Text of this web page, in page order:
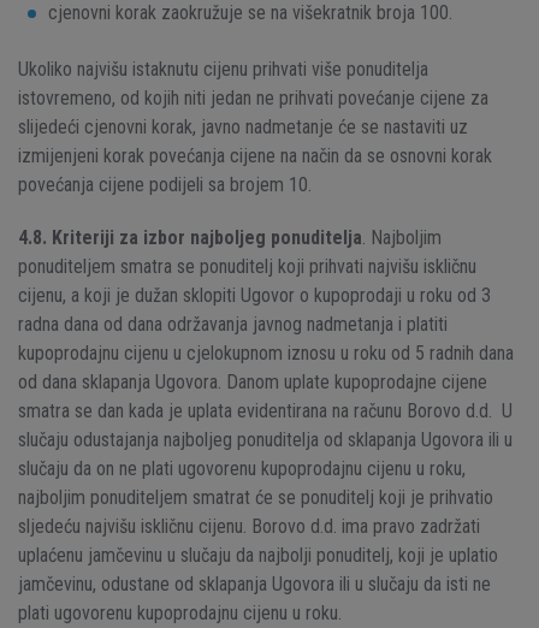
cjenovni korak zaokružuje se na višekratnik broja 100.
Ukoliko najvišu istaknutu cijenu prihvati više ponuditelja
istovremeno, od kojih niti jedan ne prihvati povećanje cijene za
slijedeći cjenovni korak, javno nadmetanje će se nastaviti uz
izmijenjeni korak povećanja cijene na način da se osnovni korak
povećanja cijene podijeli sa brojem 10.
4.8. Kriteriji za izbor najboljeg ponuditelja. Najboljim
ponuditeljem smatra se ponuditelj koji prihvati najvišu iskličnu
cijenu, a koji je dužan sklopiti Ugovor o kupoprodaji u roku od 3
radna dana od dana održavanja javnog nadmetanja i platiti
kupoprodajnu cijenu u cjelokupnom iznosu u roku od 5 radnih dana
od dana sklapanja Ugovora. Danom uplate kupoprodajne cijene
smatra se dan kada je uplata evidentirana na računu Borovo d.d. U
slučaju odustajanja najboljeg ponuditelja od sklapanja Ugovora ili u
slučaju da on ne plati ugovorenu kupoprodajnu cijenu u roku,
najboljim ponuditeljem smatrat će se ponuditelj koji je prihvatio
sljedeću najvišu iskličnu cijenu. Borovo d.d. ima pravo zadržati
uplaćenu jamčevinu u slučaju da najbolji ponuditelj, koji je uplatio
jamčevinu, odustane od sklapanja Ugovora ili u slučaju da isti ne
plati ugovorenu kupoprodajnu cijenu u roku.